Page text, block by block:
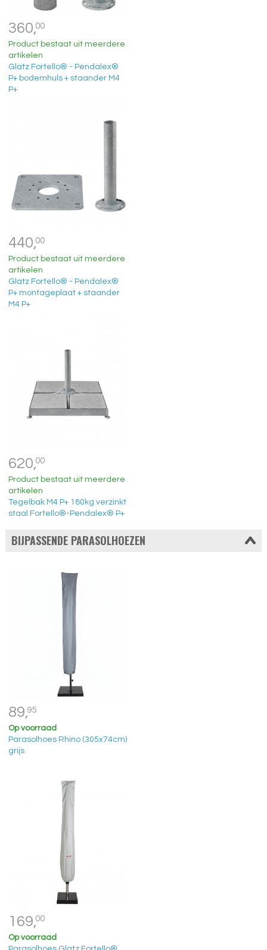
360,00
Product bestaat uit meerdere
artikelen
Glatz Fortello® - Pendalex®
P+ bodemhuls + staander M4
P+
440,00
Product bestaat uit meerdere
artikelen
Glatz Fortello® - Pendalex®
P+ montageplaat + staander
M4 P+
620,00
Product bestaat uit meerdere
artikelen
Tegelbak M4 P+ 180kg verzinkt
staal Fortello®-Pendalex® P+
BIJPASSENDE PARASOLHOEZEN
89,95
Op voorraad
Parasolhoes Rhino (305x74cm)
grijs
169,00
Op voorraad